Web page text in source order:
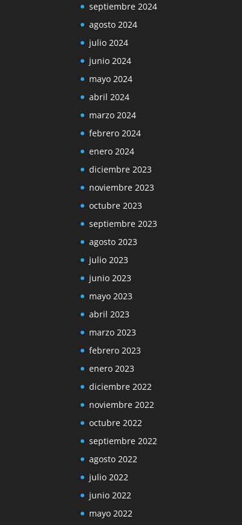
septiembre 2024
agosto 2024
julio 2024
junio 2024
mayo 2024
abril 2024
marzo 2024
febrero 2024
enero 2024
diciembre 2023
noviembre 2023
octubre 2023
septiembre 2023
agosto 2023
julio 2023
junio 2023
mayo 2023
abril 2023
marzo 2023
febrero 2023
enero 2023
diciembre 2022
noviembre 2022
octubre 2022
septiembre 2022
agosto 2022
julio 2022
junio 2022
mayo 2022